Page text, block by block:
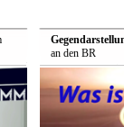
an den BR